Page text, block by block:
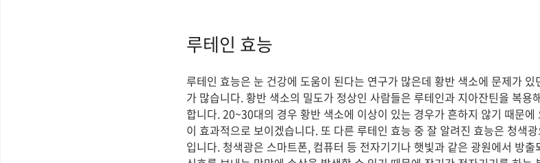
루테인 효능
루테인 효능은 눈 건강에 도움이 된다는 연구가 많은데 황반 색소에 문제가
가 많습니다. 황반 색소의 밀도가 정상인 사람들은 루테인과 지아잔틴을 복용
합니다. 20~30대의 경우 황반 색소에 이상이 있는 경우가 흔하지 않기 때문
이 효과적으로 보이겠습니다. 또 다른 루테인 효능 중 잘 알려진 효능은 청색
입니다. 청색광은 스마트폰, 컴퓨터 등 전자기기나 햇빛과 같은 광원에서 방